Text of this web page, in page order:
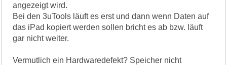
angezeigt wird.
Bei den 3uTools läuft es erst und dann wenn Daten auf
das iPad kopiert werden sollen bricht es ab bzw. läuft
gar nicht weiter.
Vermutlich ein Hardwaredefekt? Speicher nicht